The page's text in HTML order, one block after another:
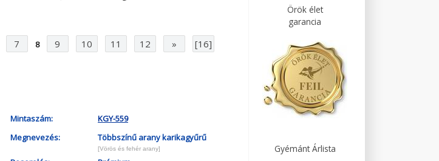
7 8 9 10 11 12 » [16]
Mintaszám:
KGY-559
Megnevezés:
Többszínű arany karikagyűrű
[Vörös és fehér arany]
Örök élet
garancia
Gyémánt Árlista